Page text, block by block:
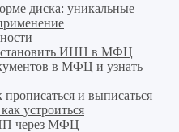
диска: уникальные
ИНН в МФЦ
в МФЦ и узнать
и выписаться
устроиться
через МФЦ